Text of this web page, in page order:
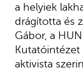
a helyiek
drágította és
Gábor, a
Kutatóintézet
aktivista